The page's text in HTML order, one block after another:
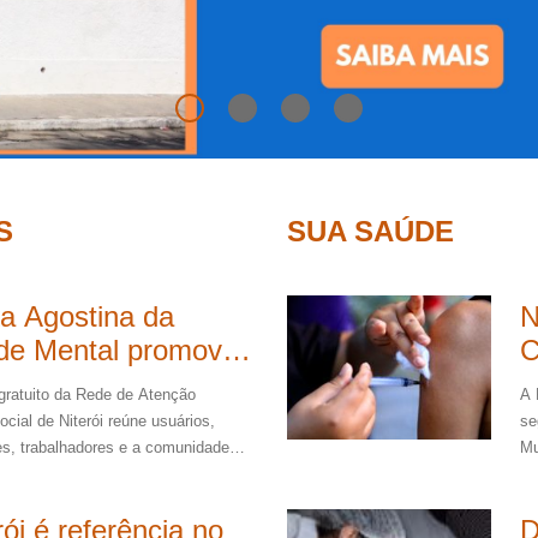
Agostina da
Mental promove
cultura e
no Teatro
Oscar
da Rede de Atenção
de Niterói reúne usuários,
trabalhadores e a comunidade
é referência no
SUA SAÚDE
A